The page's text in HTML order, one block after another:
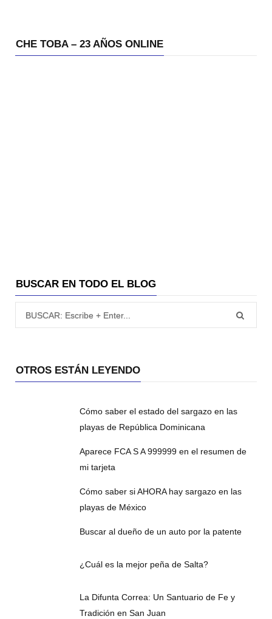
CHE TOBA – 23 AÑOS ONLINE
BUSCAR EN TODO EL BLOG
OTROS ESTÁN LEYENDO
Cómo saber el estado del sargazo en las
playas de República Dominicana
Aparece FCA S A 999999 en el resumen de
mi tarjeta
Cómo saber si AHORA hay sargazo en las
playas de México
Buscar al dueño de un auto por la patente
¿Cuál es la mejor peña de Salta?
La Difunta Correa: Un Santuario de Fe y
Tradición en San Juan